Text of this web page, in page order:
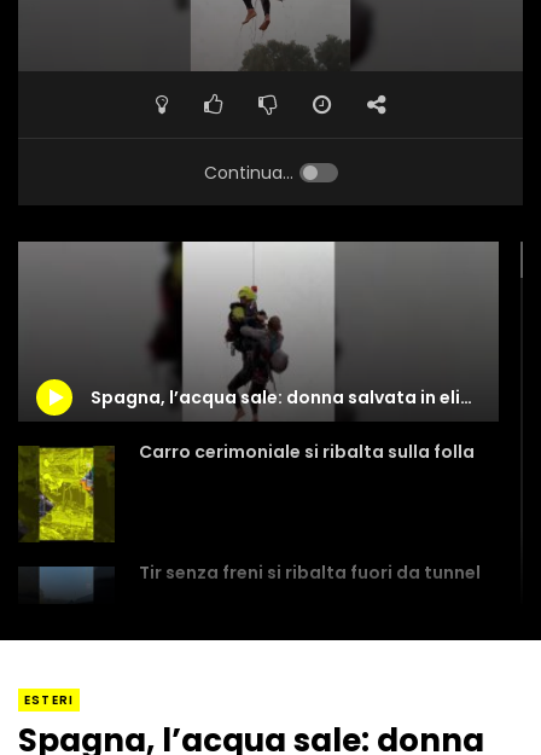
Continua...
Spagna, l’acqua sale: donna salvata in elicottero insieme ai suoi animali
Carro cerimoniale si ribalta sulla folla
Tir senza freni si ribalta fuori da tunnel
ESTERI
Spagna, l’acqua sale: donna